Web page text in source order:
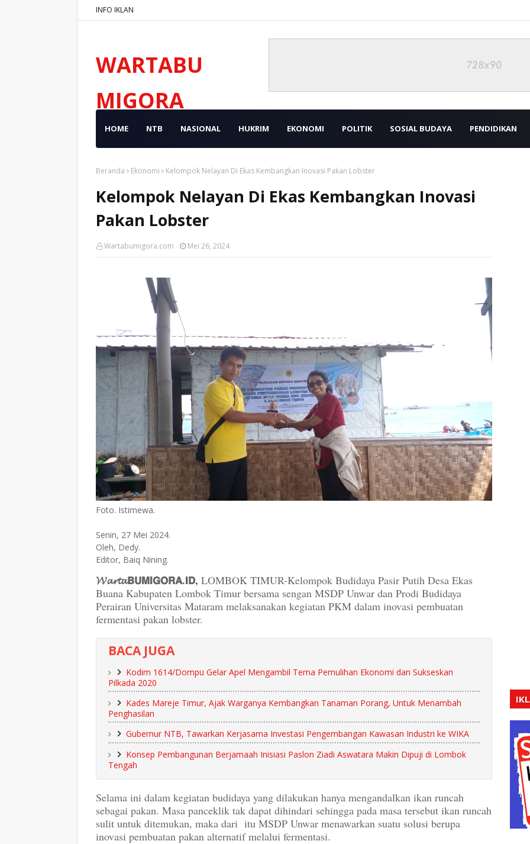
INFO IKLAN
WARTABU
MIGORA
HOME NTB NASIONAL HUKRIM EKONOMI POLITIK SOSIAL BUDAYA PENDIDIKAN
Beranda Ekonomi Kelompok Nelayan Di Ekas Kembangkan Inovasi Pakan Lobster
Kelompok Nelayan Di Ekas Kembangkan Inovasi
Pakan Lobster
Wartabumigora.com Mei 26, 2024
Foto. Istimewa.
Senin, 27 Mei 2024.
Oleh, Dedy.
Editor, Baiq Nining.
𝓦𝓪𝓻𝓽𝓪𝗕𝗨𝗠𝗜𝗚𝗢𝗥𝗔.𝗜𝗗, LOMBOK TIMUR-Kelompok Budidaya Pasir Putih Desa Ekas
Buana Kabupaten Lombok Timur bersama sengan MSDP Unwar dan Prodi Budidaya
Perairan Universitas Mataram melaksanakan kegiatan PKM dalam inovasi pembuatan
fermentasi pakan lobster.
BACA JUGA
Kodim 1614/Dompu Gelar Apel Mengambil Tema Pemulihan Ekonomi dan Sukseskan
Pilkada 2020
Kades Mareje Timur, Ajak Warganya Kembangkan Tanaman Porang, Untuk Menambah
Penghasilan
Gubernur NTB, Tawarkan Kerjasama Investasi Pengembangan Kawasan Industri ke WIKA
Konsep Pembangunan Berjamaah Inisiasi Paslon Ziadi Aswatara Makin Dipuji di Lombok
Tengah
Selama ini dalam kegiatan budidaya yang dilakukan hanya mengandalkan ikan runcah
sebagai pakan. Masa panceklik tak dapat dihindari sehingga pada masa tersebut ikan runcah
sulit untuk ditemukan, maka dari itu MSDP Unwar menawarkan suatu solusi berupa
inovasi pembuatan pakan alternatif melalui fermentasi.